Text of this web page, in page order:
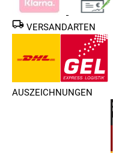
VERSANDARTEN
AUSZEICHNUNGEN